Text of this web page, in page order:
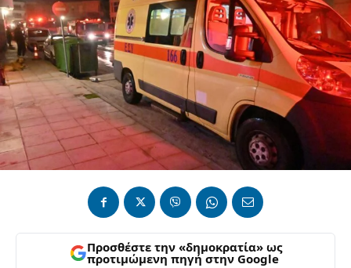
Προσθέστε την «δημοκρατία» ως
προτιμώμενη πηγή στην Google